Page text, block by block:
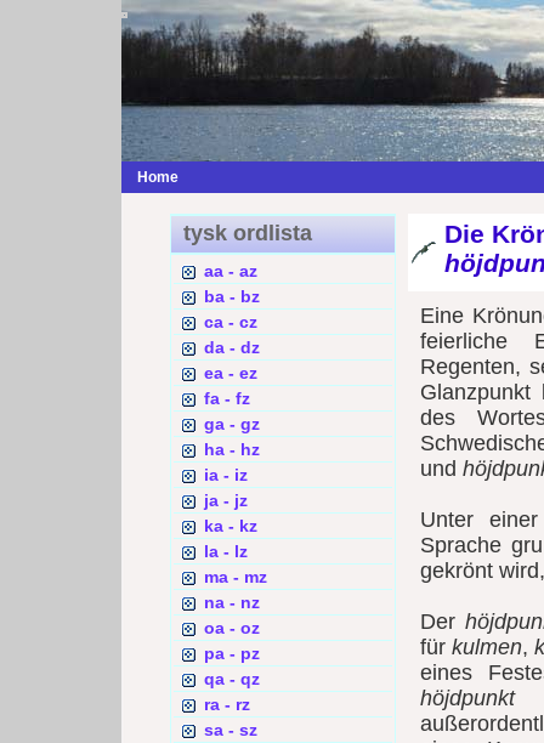
Home
tysk ordlista
aa - az
ba - bz
ca - cz
da - dz
ea - ez
fa - fz
ga - gz
ha - hz
ia - iz
ja - jz
ka - kz
la - lz
ma - mz
na - nz
oa - oz
pa - pz
qa - qz
ra - rz
sa - sz
Die
Eine
feierliche
Regenten,
Glanzpunkt
des
und
Unter
Sprache
gekrönt
Der
für kulmen,
eines
höjdpunkt